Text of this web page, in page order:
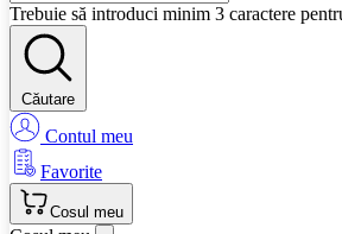
Trebuie să introduci minim 3 caractere
Căutare
Contul meu
Favorite
Cosul meu